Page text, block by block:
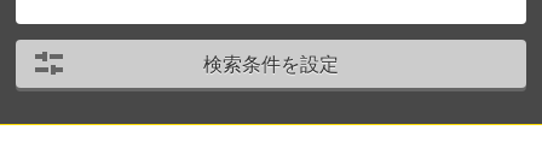
検索条件を設定